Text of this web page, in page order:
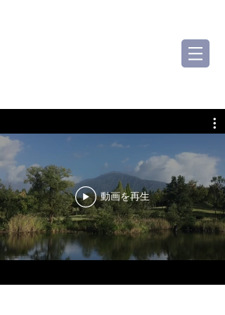
動画を再生